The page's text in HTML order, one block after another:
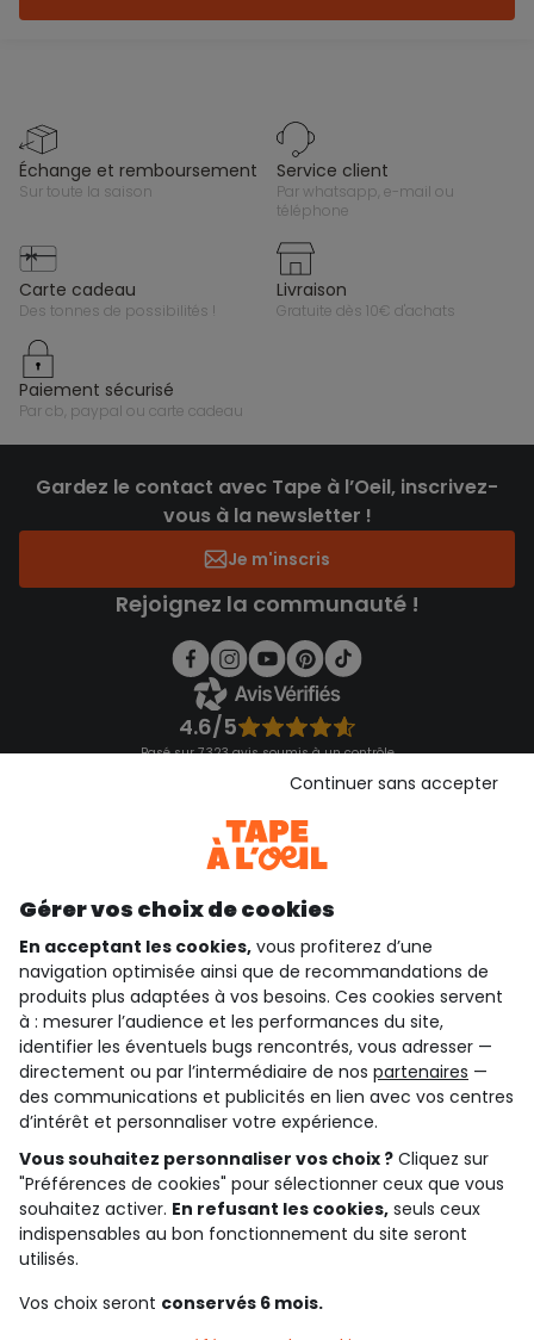
échange et remboursement
sur toute la saison
service client
par whatsapp, e-mail ou
téléphone
carte cadeau
des tonnes de possibilités !
livraison
gratuite dès 10€ d'achats
paiement sécurisé
par cb, paypal ou carte cadeau
Gardez le contact avec Tape à l’Oeil, inscrivez-
vous à la newsletter !
Je m'inscris
Rejoignez la communauté !
4.6/5
Basé sur 7 323 avis soumis à un contrôle
Consulter les CGU
qui sommes-nous ?
besoin d'aide ?
le club fidélité
notre catalogue
Conditions générales de ventes et d'utilisation
Conditions d’utilisation des réseaux sociaux
Politique de confidentialité
Cookies et données personnelles
Gérer vos choix de cookies
En acceptant les cookies, vous profiterez d’une
navigation optimisée ainsi que de recommandations de
produits plus adaptées à vos besoins. Ces cookies servent
à : mesurer l’audience et les performances du site,
identifier les éventuels bugs rencontrés, vous adresser —
directement ou par l’intermédiaire de nos partenaires —
des communications et publicités en lien avec vos centres
d’intérêt et personnaliser votre expérience.
Vous souhaitez personnaliser vos choix ? Cliquez sur
"Préférences de cookies" pour sélectionner ceux que vous
souhaitez activer. En refusant les cookies, seuls ceux
indispensables au bon fonctionnement du site seront
utilisés.
Vos choix seront conservés 6 mois.
Continuer sans accepter